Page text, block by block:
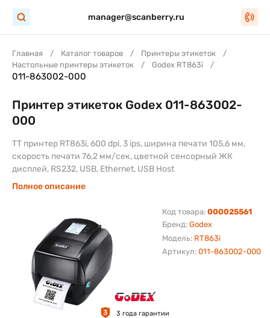
manager@scanberry.ru
Главная Каталог товаров
Принтеры этикеток
Настольные принтеры этикеток
Godex RT863i
011-863002-000
Бренд: Godex
Модель: RT863i
Код товара: 000025561
Артикул: 011-863002-000
Принтер этикеток Godex 011-863002-
000
TT принтер RT863i, 600 dpi, 3 ips, ширина печати 105,6 мм,
скорость печати 76,2 мм/сек, цветной сенсорный ЖК
дисплей, RS232, USB, Ethernet, USB Host
Полное описание
3 3 года гарантии